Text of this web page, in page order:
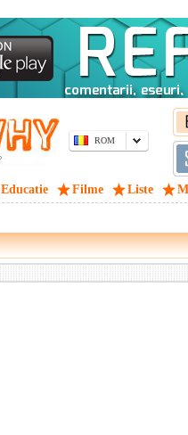
ROM
Educatie Filme Liste